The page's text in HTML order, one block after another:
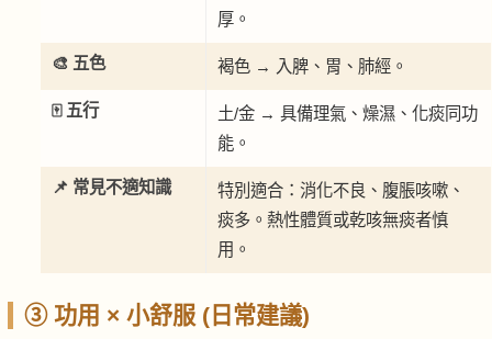
厚。
🎨 五色 褐色 → 入脾、胃、肺經。
🀄 五行
土/金 → 具備理氣、燥濕、化痰同功
能。
📌 常見不適知識
特別適合：消化不良、腹脹咳嗽、
痰多。熱性體質或乾咳無痰者慎
用。
③ 功用 × 小舒服 (日常建議)